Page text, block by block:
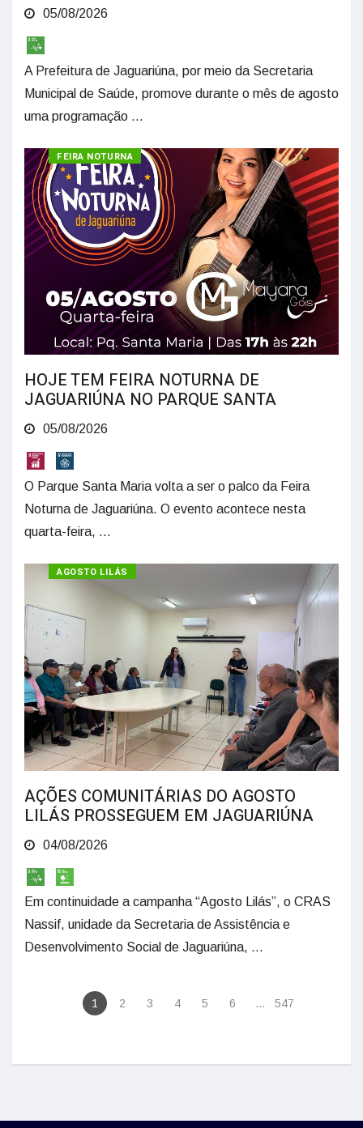
05/08/2026
A Prefeitura de Jaguariúna, por meio da Secretaria
Municipal de Saúde, promove durante o mês de agosto
uma programação ...
CULTURA
FEIRA NOTURNA
HOJE TEM FEIRA NOTURNA DE
JAGUARIÚNA NO PARQUE SANTA
05/08/2026
O Parque Santa Maria volta a ser o palco da Feira
Noturna de Jaguariúna. O evento acontece nesta
quarta-feira, ...
AGOSTO LILÁS
AÇÕES COMUNITÁRIAS DO AGOSTO
LILÁS PROSSEGUEM EM JAGUARIÚNA
04/08/2026
Em continuidade a campanha “Agosto Lilás”, o CRAS
Nassif, unidade da Secretaria de Assistência e
Desenvolvimento Social de Jaguariúna, ...
1 2 3 4 5 6 ... 547